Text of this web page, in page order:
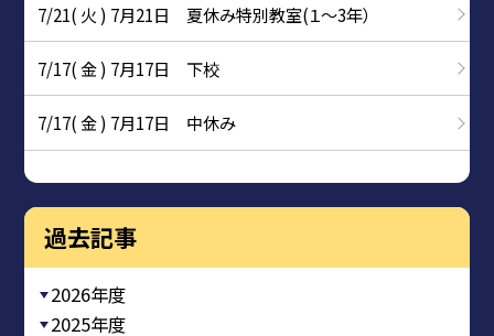
7/21( 火 ) 7月21日 夏休み特別教室(１～3年）
7/17( 金 ) 7月17日 下校
7/17( 金 ) 7月17日 中休み
過去記事
2026年度
2025年度